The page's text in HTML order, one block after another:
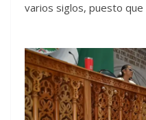
varios siglos, puesto que